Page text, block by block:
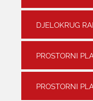
DJELOKRUG
PROSTORNI
PROSTORNI